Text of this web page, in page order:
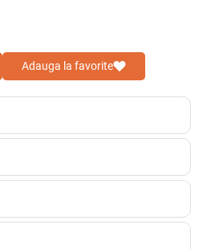
Adauga la favorite